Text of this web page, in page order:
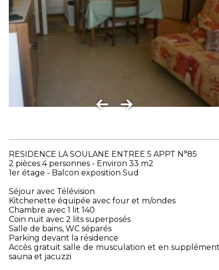
RESIDENCE LA SOULANE ENTREE 5 APPT N°85
2 pièces 4 personnes - Environ 33 m2
1er étage - Balcon exposition Sud
Séjour avec Télévision
Kitchenette équipée avec four et m/ondes
Chambre avec 1 lit 140
Coin nuit avec 2 lits superposés
Salle de bains, WC séparés
Parking devant la résidence
Accès gratuit salle de musculation et en
sauna et jacuzzi